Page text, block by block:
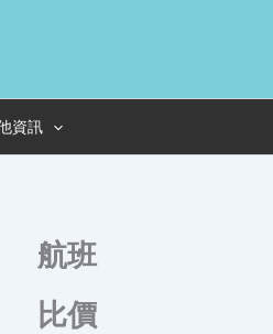
資訊
航班
比價